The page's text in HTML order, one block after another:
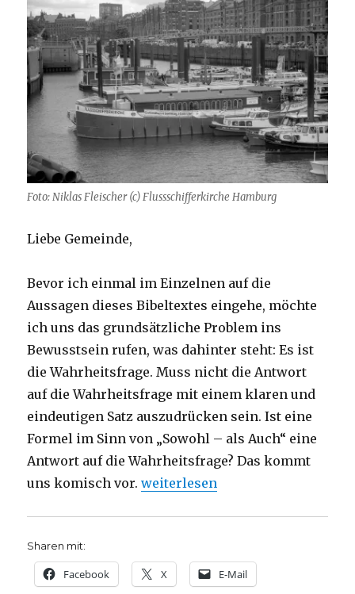
Foto: Niklas Fleischer (c) Flussschifferkirche Hamburg
Liebe Gemeinde,
Bevor ich einmal im Einzelnen auf die
Aussagen dieses Bibeltextes eingehe, möchte
ich uns das grundsätzliche Problem ins
Bewusstsein rufen, was dahinter steht: Es ist
die Wahrheitsfrage. Muss nicht die Antwort
auf die Wahrheitsfrage mit einem klaren und
eindeutigen Satz auszudrücken sein. Ist eine
Formel im Sinn von „Sowohl – als Auch“ eine
Antwort auf die Wahrheitsfrage? Das kommt
uns komisch vor.„Predigt über Römer 9, 1 – 8, 14
weiterlesen
Sharen mit:
Facebook X E-Mail